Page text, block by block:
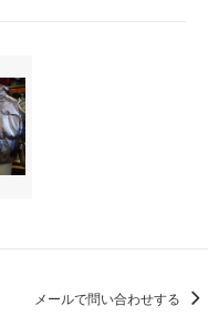
メールで問い合わせする